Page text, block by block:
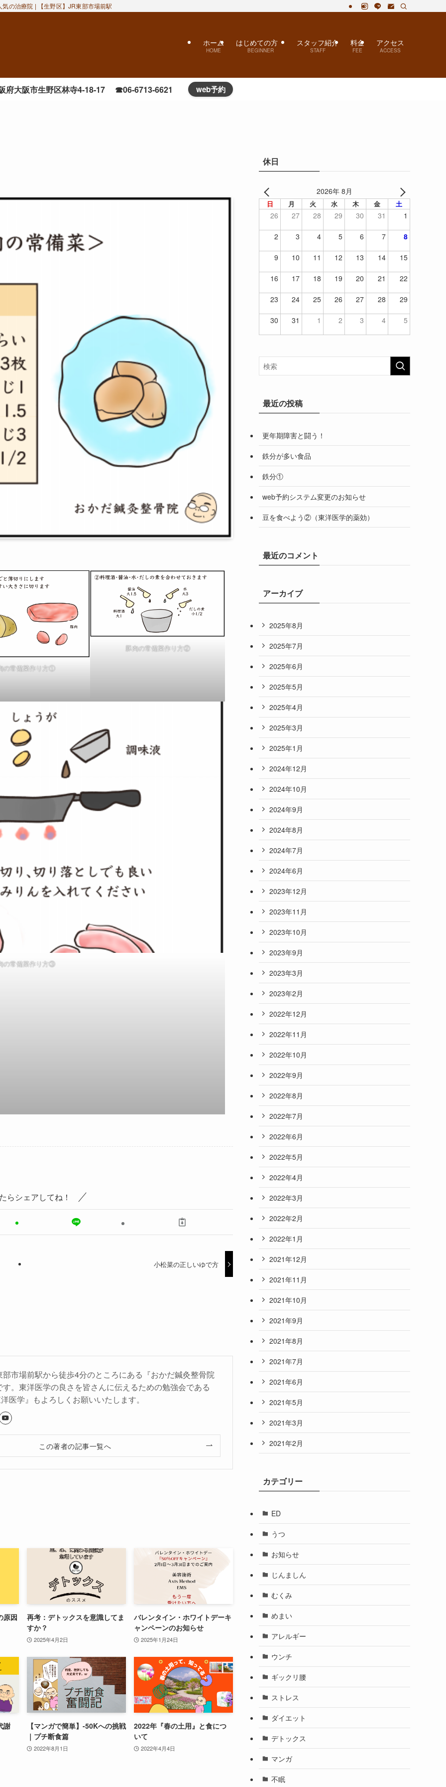
の治療院 | 【生野区】JR東部市場前駅近くのおかだ鍼灸整骨院｜ぎっくり腰・自律神経失調症が人気！
ホーム
HOME
はじめての方
BEGINNER
スタッフ紹介
STAFF
料金
FEE
アクセス
ACCESS
府大阪市生野区林寺4-18-17 ☎06-6713-6621 web予約
の常備菜作り方①
豚肉の常備菜作り方②
の常備菜作り方③
らシェアしてね！
小松菜の正しいゆで方
市場前駅から徒歩4分のところにある『おかだ鍼灸整骨院
。東洋医学の良さを皆さんに伝えるための勉強会である
医学』もよろしくお願いいたします。
この著者の記事一覧へ
原因
再考：デトックスを意識してま
すか？
2025年4月2日
バレンタイン・ホワイトデーキ
ャンペーンのお知らせ
2025年1月24日
謝
【マンガで簡単】-50Kへの挑戦
｜プチ断食篇
2022年8月1日
2022年『春の土用』と食につ
いて
2022年4月4日
休日
2026年 8月
日 月 火 水 木 金 土
26 27 28 29 30 31 1
2 3 4 5 6 7 8
9 10 11 12 13 14 15
16 17 18 19 20 21 22
23 24 25 26 27 28 29
30 31 1 2 3 4 5
最近の投稿
更年期障害と闘う！
鉄分が多い食品
鉄分①
web予約システム変更のお知らせ
豆を食べよう②（東洋医学的薬効）
最近のコメント
アーカイブ
2025年8月
2025年7月
2025年6月
2025年5月
2025年4月
2025年3月
2025年1月
2024年12月
2024年10月
2024年9月
2024年8月
2024年7月
2024年6月
2023年12月
2023年11月
2023年10月
2023年9月
2023年3月
2023年2月
2022年12月
2022年11月
2022年10月
2022年9月
2022年8月
2022年7月
2022年6月
2022年5月
2022年4月
2022年3月
2022年2月
2022年1月
2021年12月
2021年11月
2021年10月
2021年9月
2021年8月
2021年7月
2021年6月
2021年5月
2021年3月
2021年2月
カテゴリー
ED
うつ
お知らせ
じんましん
むくみ
めまい
アレルギー
ウンチ
ギックリ腰
ストレス
ダイエット
デトックス
マンガ
不眠